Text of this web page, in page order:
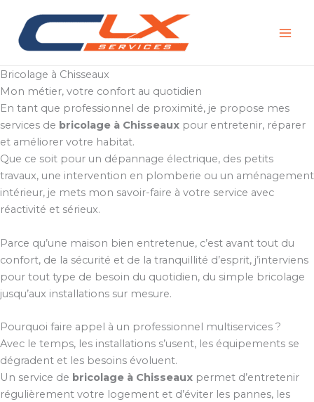
contenu
Bricolage à Chisseaux
Mon métier, votre confort au quotidien
En tant que professionnel de proximité, je propose mes
services de bricolage à Chisseaux pour entretenir, réparer
et améliorer votre habitat.
Que ce soit pour un dépannage électrique, des petits
travaux, une intervention en plomberie ou un aménagement
intérieur, je mets mon savoir-faire à votre service avec
réactivité et sérieux.
Parce qu’une maison bien entretenue, c’est avant tout du
confort, de la sécurité et de la tranquillité d’esprit, j’interviens
pour tout type de besoin du quotidien, du simple bricolage
jusqu’aux installations sur mesure.
Pourquoi faire appel à un professionnel multiservices ?
Avec le temps, les installations s’usent, les équipements se
dégradent et les besoins évoluent.
Un service de bricolage à Chisseaux permet d’entretenir
régulièrement votre logement et d’éviter les pannes, les